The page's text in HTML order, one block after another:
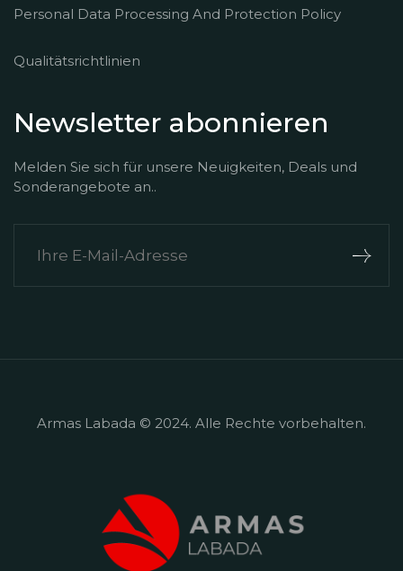
+90 242 524 50 57
Personal Data Processing And Protection Policy
Qualitätsrichtlinien
Newsletter abonnieren
Melden Sie sich für unsere Neuigkeiten, Deals und
Sonderangebote an..
Armas Labada ​​​​© 2024. Alle Rechte vorbehalten.